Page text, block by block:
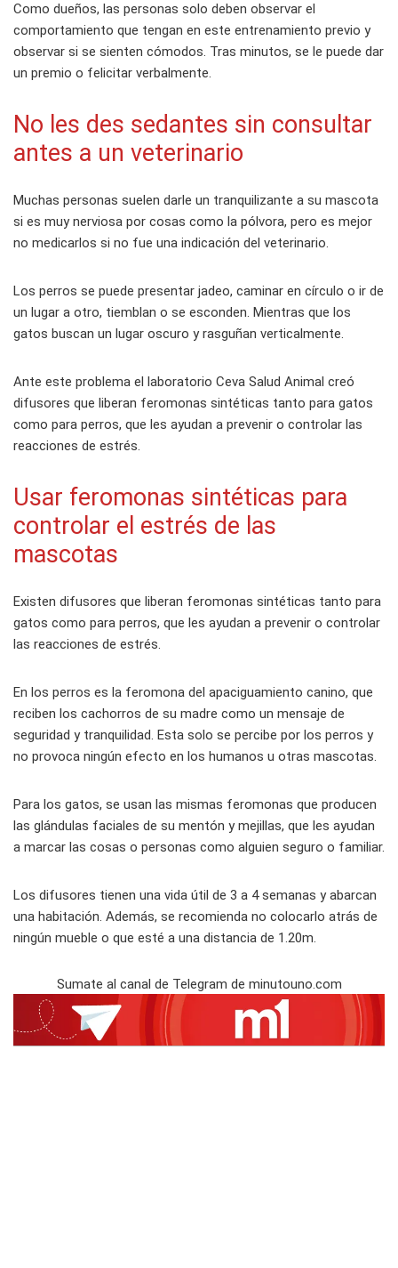
Como dueños, las personas solo deben observar el
comportamiento que tengan en este entrenamiento previo y
observar si se sienten cómodos. Tras minutos, se le puede dar
un premio o felicitar verbalmente.
No les des sedantes sin consultar
antes a un veterinario
Muchas personas suelen darle un tranquilizante a su mascota
si es muy nerviosa por cosas como la pólvora, pero es mejor
no medicarlos si no fue una indicación del veterinario.
Los perros se puede presentar jadeo, caminar en círculo o ir de
un lugar a otro, tiemblan o se esconden. Mientras que los
gatos buscan un lugar oscuro y rasguñan verticalmente.
Ante este problema el laboratorio Ceva Salud Animal creó
difusores que liberan feromonas sintéticas tanto para gatos
como para perros, que les ayudan a prevenir o controlar las
reacciones de estrés.
Usar feromonas sintéticas para
controlar el estrés de las
mascotas
Existen difusores que liberan feromonas sintéticas tanto para
gatos como para perros, que les ayudan a prevenir o controlar
las reacciones de estrés.
En los perros es la feromona del apaciguamiento canino, que
reciben los cachorros de su madre como un mensaje de
seguridad y tranquilidad. Esta solo se percibe por los perros y
no provoca ningún efecto en los humanos u otras mascotas.
Para los gatos, se usan las mismas feromonas que producen
las glándulas faciales de su mentón y mejillas, que les ayudan
a marcar las cosas o personas como alguien seguro o familiar.
Los difusores tienen una vida útil de 3 a 4 semanas y abarcan
una habitación. Además, se recomienda no colocarlo atrás de
ningún mueble o que esté a una distancia de 1.20m.
Sumate al canal de Telegram de minutouno.com